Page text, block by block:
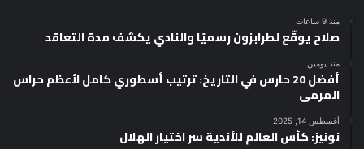
منذ 9 ساعات
صلاح يوقّع لطرابزون رسميًا والنادي يكشف مدة التعاقد
منذ يومين
أفضل 20 حارس في التاريخ: ترتيب أسطوري كامل لأعظم حراس
المرمى
أغسطس 14, 2025
نونيز: كأس العالم للأندية سر اختيار الهلال